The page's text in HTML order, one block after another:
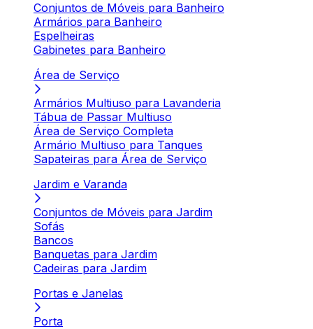
Conjuntos de Móveis para Banheiro
Armários para Banheiro
Espelheiras
Gabinetes para Banheiro
Área de Serviço
Armários Multiuso para Lavanderia
Tábua de Passar Multiuso
Área de Serviço Completa
Armário Multiuso para Tanques
Sapateiras para Área de Serviço
Jardim e Varanda
Conjuntos de Móveis para Jardim
Sofás
Bancos
Banquetas para Jardim
Cadeiras para Jardim
Portas e Janelas
Porta